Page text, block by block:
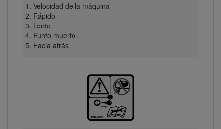
Velocidad de la máquina
Rápido
Lento
Punto muerto
Hacia atrás